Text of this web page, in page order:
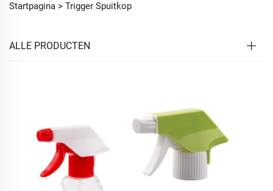
Startpagina > Trigger Spuitkop
ALLE PRODUCTEN